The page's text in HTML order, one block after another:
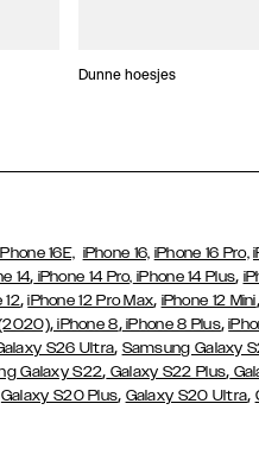
Dunne hoesjes
16E, iPhone 16, iPhone 16 Pro,
14, iPhone 14 Pro, iPhone 14 Plus,
12,iPhone 12 Pro Max, iPhone 12 Mini,
,iPhone 8,iPhone 8 Plus,
S26 Ultra, Samsung Galaxy
Galaxy S22, Galaxy S22 Plus,
Galaxy S20 Plus, Galaxy S20 Ultra,